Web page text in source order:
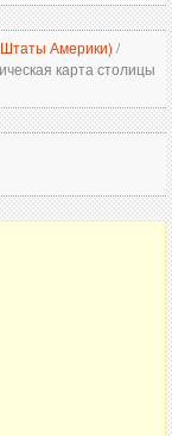
Америки) /
карта столицы